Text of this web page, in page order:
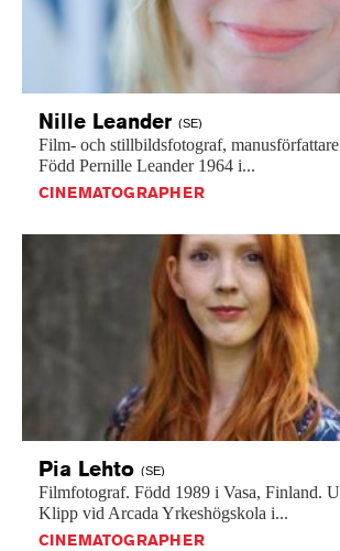
Nille Leander (SE)
Film- och stillbildsfotograf, manusförfattare
Född Pernille Leander 1964 i...
CINEMATOGRAPHER
Pia Lehto (SE)
Filmfotograf. Född 1989 i Vasa, Finland.
Klipp vid Arcada Yrkeshögskola i...
CINEMATOGRAPHER